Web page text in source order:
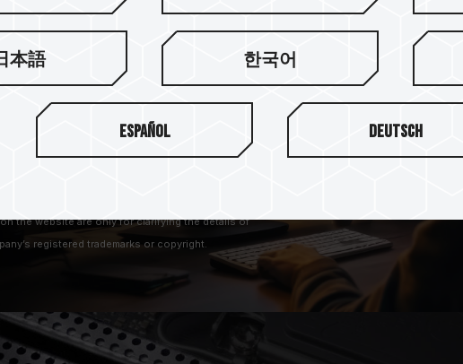
기술을 동시에 지원하며, ASRock,
드 브랜드의 완벽한 호환성과 안정성
성능을 향상시킬 수 있으며, Intel과
버클럭의 쾌적함을 경험할 수 있습니
mean that the words, trademarks, logos or
by Common Law and registered as trademarks in
the website are only for clarifying the details of
registered trademarks or copyright.
本語 한국어
Español Deutsch